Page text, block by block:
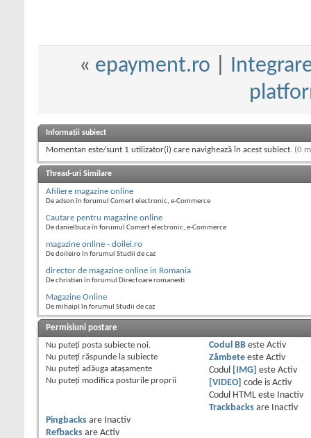
« epayment.ro
Informații subiect
Momentan este/sunt 1 utilizator(i) care navighează în acest subiect. (0
Thread-uri Similare
Afiliere magazine online
De adson în forumul Comert electronic, e-Commerce
Cautare pentru magazine online
De danielbuca în forumul Comert electronic, e-Commerce
magazine online - doilei.ro
De doileiro în forumul Studii de caz
director de magazine online in Romania
De christian în forumul Directoare romanesti
Magazine Online
De mihaipl în forumul Studii de caz
Permisiuni postare
Nu puteţi posta subiecte noi.
Nu puteţi răspunde la subiecte
Nu puteţi adăuga ataşamente
Nu puteţi modifica posturile proprii
Codul BBeste Activ
Zâmbeteeste Activ
Codul
[IMG] este Activ
[VIDEO] code is Activ
Codul HTML este
Inactiv
Trackbacksare
Inactiv
Pingbacks are
Inactiv
Refbacks are Activ